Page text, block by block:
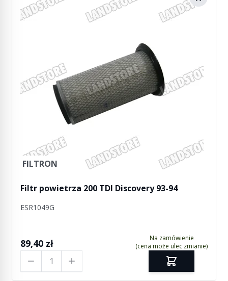
FILTRON
Filtr powietrza 200 TDI Discovery 93-94
ESR1049G
89,40 zł
Na zamówienie
(cena może ulec zmianie)